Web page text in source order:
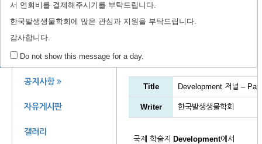
제44회 정기학술대회에
회원 공간
공지사항
자유게시판
갤러리
공지사항
Title Development 저널 –
Writer 한국발생생물학회
국제 학술지 Development에서
서 연회비를 결제해주시기를 부탁드립니다.
한국발생생물학회에 많은 관심과 지원을 부탁드립니다.
감사합니다.
Do not show this message for a day.